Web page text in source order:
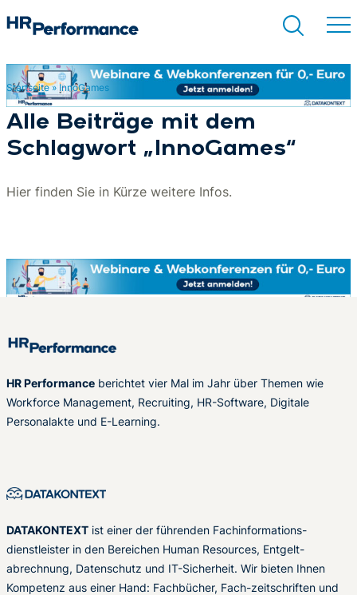
Suchen
Startseite» InnoGames
Alle Beiträge mit dem
Schlagwort „InnoGames“
Hier finden Sie in Kürze weitere Infos.
HR Performance berichtet vier Mal im Jahr über Themen wie
Workforce Management, Recruiting, HR-Software, Digitale
Personalakte und E-Learning.
DATAKONTEXT ist einer der führenden Fachinformations-
dienstleister in den Bereichen Human Resources, Entgelt-
abrechnung, Datenschutz und IT-Sicherheit. Wir bieten Ihnen
Kompetenz aus einer Hand: Fachbücher, Fach-zeitschriften und